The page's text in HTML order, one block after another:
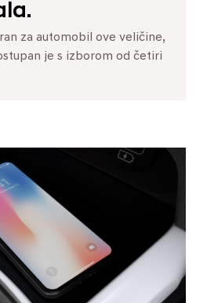
za automobil ove veličine,
je s izborom od četiri